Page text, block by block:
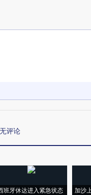
评论
班牙休达进入紧急状态
加沙